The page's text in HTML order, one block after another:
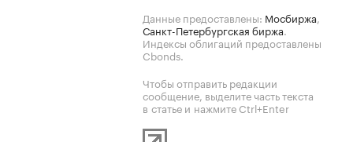
Данные предоставлены: Мосбиржа,
Санкт-Петербургская биржа.
Индексы облигаций предоставлены
Cbonds.
Чтобы отправить редакции
сообщение, выделите часть текста
в статье и нажмите Ctrl+Enter